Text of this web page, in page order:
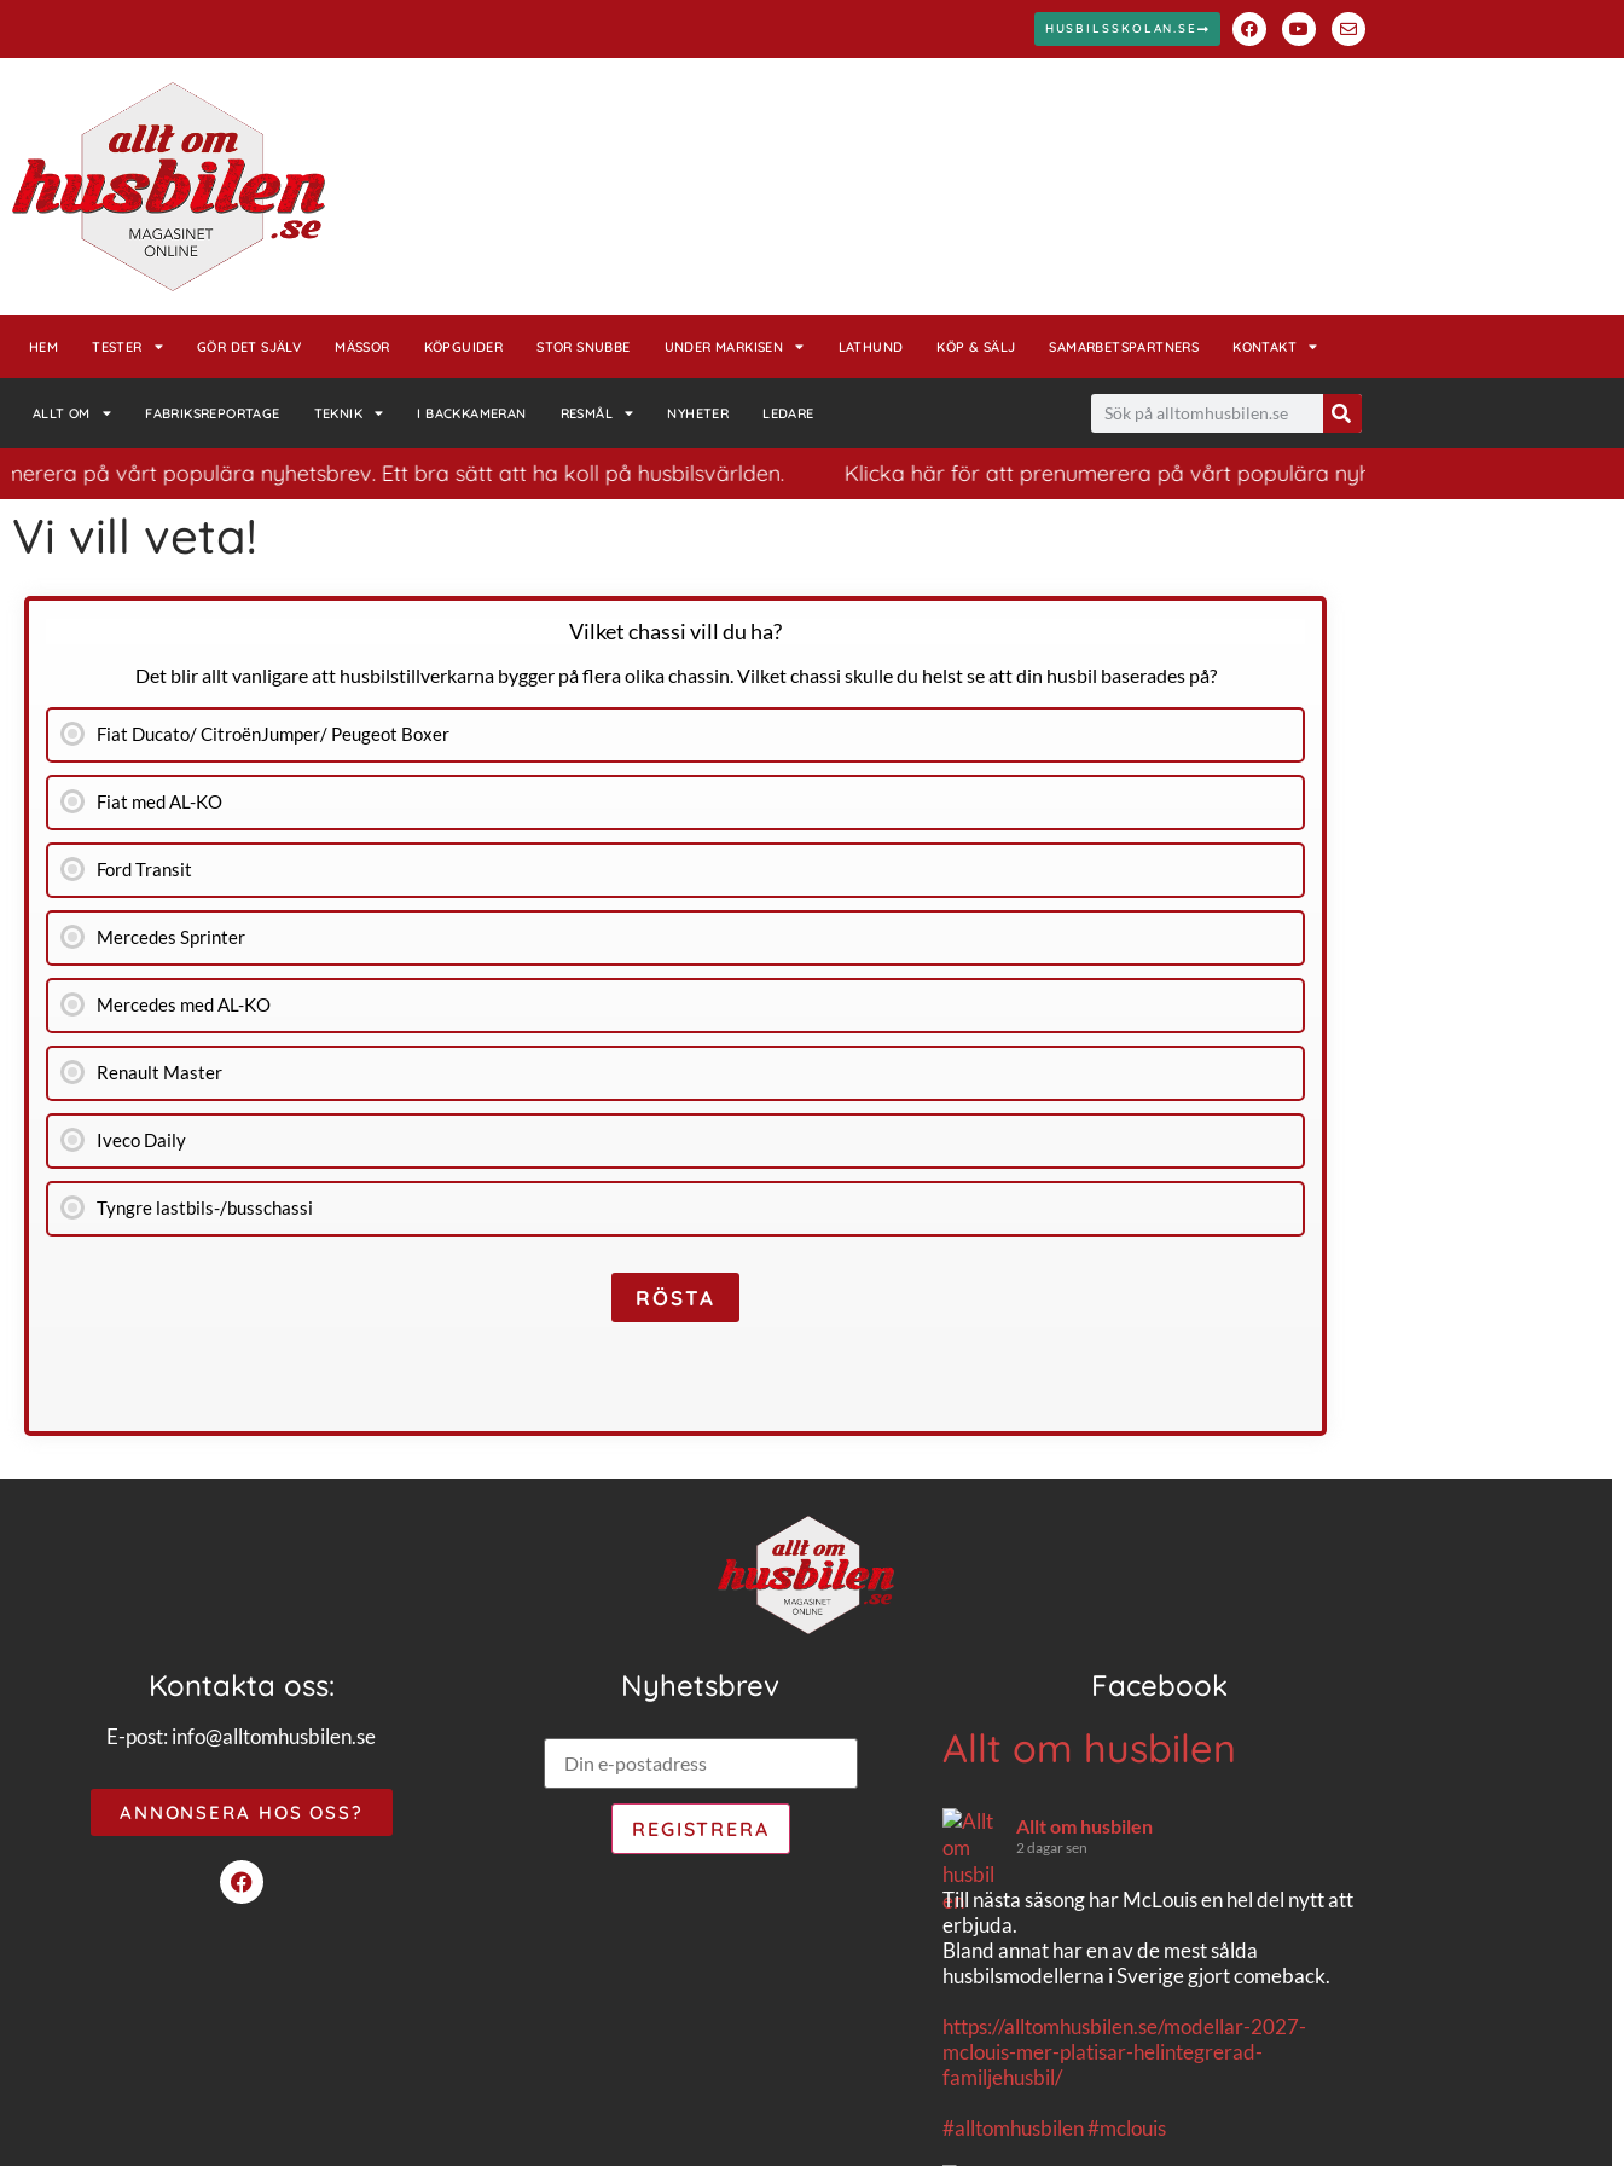
HUSBILSSKOLAN.SE
HEM TESTER GÖR DET SJÄLV MÄSSOR KÖPGUIDER STOR SNUBBE UNDER MARKISEN LATHUND KÖP & SÄLJ SAMARBETSPARTNERS KONTAKT
ALLT OM FABRIKSREPORTAGE TEKNIK I BACKKAMERAN RESMÅL NYHETER LEDARE
på vårt populära nyhetsbrev. Ett bra sätt att ha koll på husbilsvärlden. Klicka här för att prenumerera på vårt populära nyhetsbrev. Ett bra sätt att ha
Vi vill veta!
Vilket chassi vill du ha?
Det blir allt vanligare att husbilstillverkarna bygger på flera olika chassin. Vilket chassi skulle du helst se att din husbil baserades på?
Fiat Ducato/ CitroënJumper/ Peugeot Boxer
Fiat med AL-KO
Ford Transit
Mercedes Sprinter
Mercedes med AL-KO
Renault Master
Iveco Daily
Tyngre lastbils-/busschassi
Kontakta oss:
E-post: info@alltomhusbilen.se
ANNONSERA HOS OSS?
Nyhetsbrev Facebook
Allt om husbilen
Allt om husbilen
2 dagar sen
Till nästa säsong har McLouis en hel del nytt att
erbjuda.
Bland annat har en av de mest sålda
husbilsmodellerna i Sverige gjort comeback.
https://alltomhusbilen.se/modellar-2027-
mclouis-mer-platisar-helintegrerad-
familjehusbil/
#alltomhusbilen#mclouis